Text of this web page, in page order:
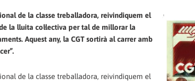
de la classe treballadora, reivindiquem el
la lluita col·lectiva per tal de millorar la
Aquest any, la CGT sortirà alcarrer amb
de la classe treballadora, reivindiquem el